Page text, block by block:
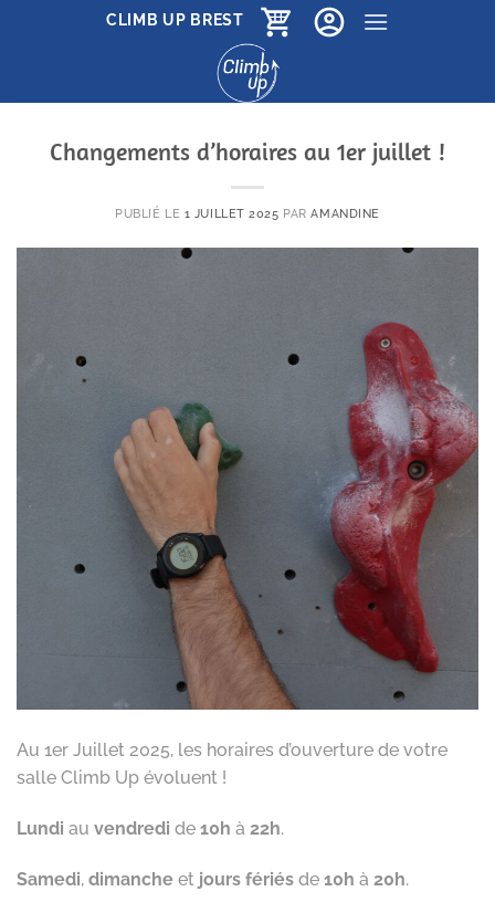
CLIMB UP BREST
Changements d’horaires au 1er juillet !
PUBLIÉ LE 1 JUILLET 2025 PARAMANDINE
Au 1er Juillet 2025, les horaires d’ouverture de votre
salle Climb Up évoluent !
Lundi au vendredi de 10h à 22h.
Samedi, dimanche et jours fériés de 10h à 20h.